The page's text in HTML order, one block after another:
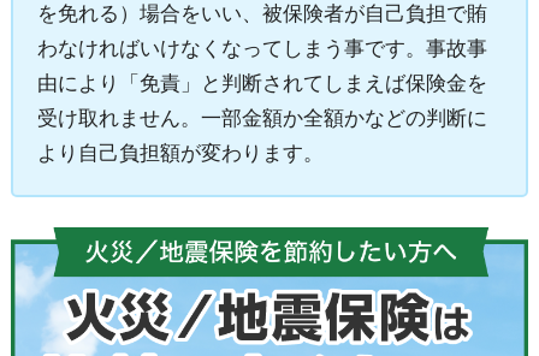
を免れる）場合をいい、被保険者が自己負担で賄
わなければいけなくなってしまう事です。事故事
由により「免責」と判断されてしまえば保険金を
受け取れません。一部金額か全額かなどの判断に
より自己負担額が変わります。